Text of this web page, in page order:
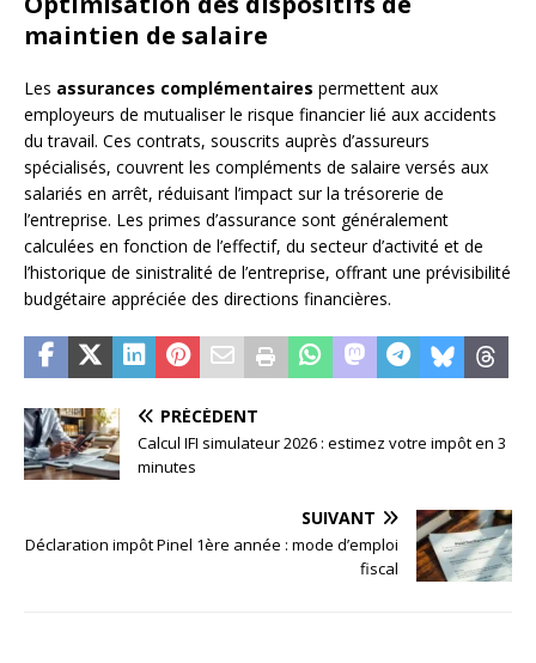
maintien de salaire
Les assurances complémentaires permettent aux
employeurs de mutualiser le risque financier lié aux accidents
du travail. Ces contrats, souscrits auprès d’assureurs
spécialisés, couvrent les compléments de salaire versés aux
salariés en arrêt, réduisant l’impact sur la trésorerie de
l’entreprise. Les primes d’assurance sont généralement
calculées en fonction de l’effectif, du secteur d’activité et de
l’historique de sinistralité de l’entreprise, offrant une prévisibilité
budgétaire appréciée des directions financières.
PRÉCÉDENT
Calcul IFI simulateur 2026 : estimez votre impôt en 3
minutes
SUIVANT
Déclaration impôt Pinel 1ère année : mode d’emploi
fiscal